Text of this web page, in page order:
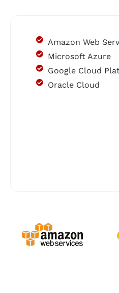
Amazon Web
Microsoft Azure
Google Cloud
Oracle Cloud